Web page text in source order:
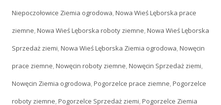
Niepoczołowice Ziemia ogrodowa,Nowa Wieś Lęborska prace
ziemne,Nowa Wieś Lęborska roboty ziemne,Nowa Wieś Lęborska
Sprzedaż ziemi,Nowa Wieś Lęborska Ziemia ogrodowa,Nowęcin
prace ziemne,Nowęcin roboty ziemne,Nowęcin Sprzedaż ziemi,
Nowęcin Ziemia ogrodowa,Pogorzelce prace ziemne,Pogorzelce
roboty ziemne,Pogorzelce Sprzedaż ziemi,Pogorzelce Ziemia